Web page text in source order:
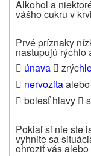
Alkohol a
vášho cukru v
Prvé príznaky
nastupujú rýchlo
 únava  zrýc
 nervozita
 bolesť hlavy 
Pokiaľ si nie ste
vyhnite sa
ohroziť vás